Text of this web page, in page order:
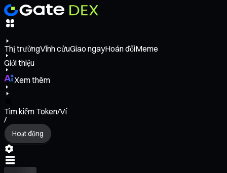
Thị trườngVĩnh cửuGiao ngayHoán đổiMeme
Giới thiệu
Xem thêm
Tìm kiếm Token/Ví
/
Hoạt động